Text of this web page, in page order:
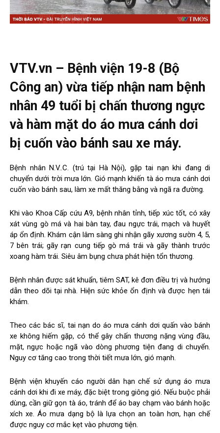
VTV.vn – Bệnh viện 19-8 (Bộ
Công an) vừa tiếp nhận nam bệnh
nhân 49 tuổi bị chấn thương ngực
và hàm mặt do áo mưa cánh dơi
bị cuốn vào bánh sau xe máy.
Bệnh nhân N.V..C. (trú tại Hà Nội), gặp tai nạn khi đang di
chuyển dưới trời mưa lớn. Gió mạnh khiến tà áo mưa cánh dơi
cuốn vào bánh sau, làm xe mất thăng bằng và ngã ra đường.
Khi vào Khoa Cấp cứu A9, bệnh nhân tỉnh, tiếp xúc tốt, có xây
xát vùng gò má và hai bàn tay, đau ngực trái, mạch và huyết
áp ổn định. Khám cận lâm sàng ghi nhận gãy xương sườn 4, 5,
7 bên trái; gãy rạn cung tiếp gò má trái và gãy thành trước
xoang hàm trái. Siêu âm bụng chưa phát hiện tổn thương.
Bệnh nhân được sát khuẩn, tiêm SAT, kê đơn điều trị và hướng
dẫn theo dõi tại nhà. Hiện sức khỏe ổn định và được hẹn tái
khám.
Theo các bác sĩ, tai nạn do áo mưa cánh dơi quấn vào bánh
xe không hiếm gặp, có thể gây chấn thương nặng vùng đầu,
mặt, ngực hoặc ngã vào dòng phương tiện đang di chuyển.
Nguy cơ tăng cao trong thời tiết mưa lớn, gió mạnh.
Bệnh viện khuyến cáo người dân hạn chế sử dụng áo mưa
cánh dơi khi đi xe máy, đặc biệt trong giông gió. Nếu buộc phải
dùng, cần giữ gọn tà áo, tránh để áo bay chạm vào bánh hoặc
xích xe. Áo mưa dạng bộ là lựa chọn an toàn hơn, hạn chế
được nguy cơ mắc kẹt vào phương tiện.